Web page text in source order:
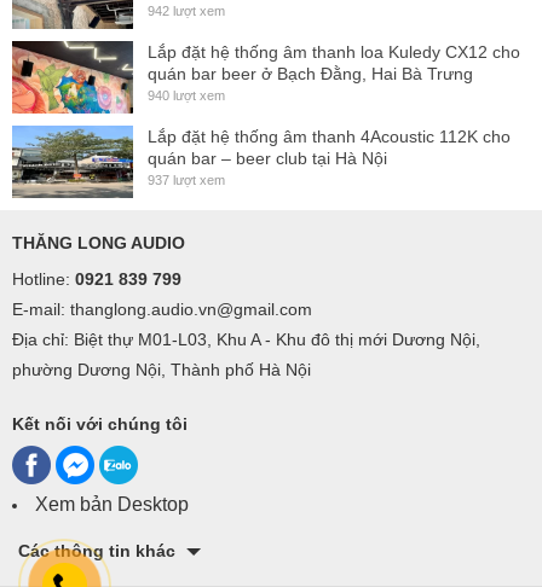
Damping Factor
>3000 @100Hz
(1kHz and below)
Signal to Noise Ratio
Channel Separation
>70dB
Crosstalk@1kHz
Input Sensitivity
Input Impedance
942 lượt xem
Lắp đặt hệ thống âm thanh loa Kuledy CX12 cho
quán bar beer ở Bạch Đằng, Hai Bà Trưng
940 lượt xem
Lắp đặt hệ thống âm thanh 4Acoustic 112K cho
quán bar – beer club tại Hà Nội
937 lượt xem
THĂNG LONG AUDIO
Hotline: 0921 839 799
E-mail: thanglong.audio.vn@gmail.com
Địa chỉ: Biệt thự M01-L03, Khu A - Khu đô thị mới Dương Nội,
phường Dương Nội, Thành phố Hà Nội
Kết nối với chúng tôi
Xem bản Desktop
Các thông tin khác